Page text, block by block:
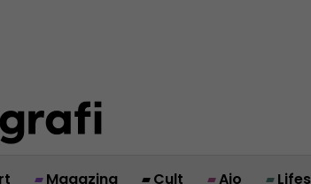
Magazina Cult Ajo